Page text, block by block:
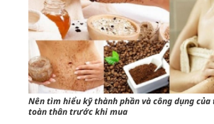
Nên tìm hiểu kỹ thành phần và công dụng
toàn thân trước khi mua